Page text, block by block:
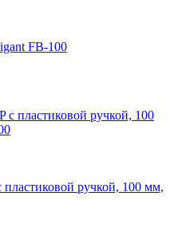
FB-100
ручкой, 100 мм,